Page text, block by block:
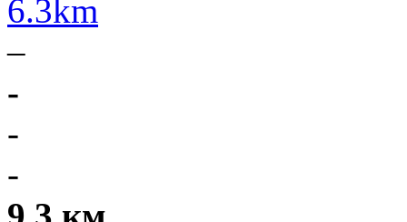
6.3km
–
-
-
-